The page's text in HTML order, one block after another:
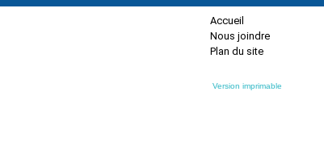
Accueil
Nous joindre
Plan du site
Version imprimable